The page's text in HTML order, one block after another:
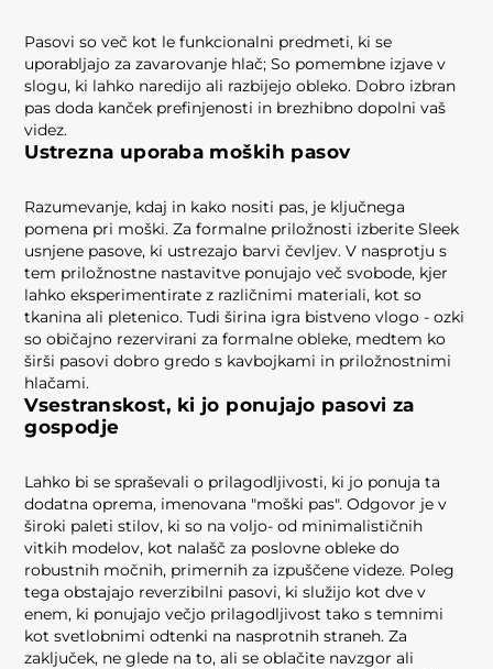
Pasovi so več kot le funkcionalni predmeti, ki se
uporabljajo za zavarovanje hlač; So pomembne izjave v
slogu, ki lahko naredijo ali razbijejo obleko. Dobro izbran
pas doda kanček prefinjenosti in brezhibno dopolni vaš
videz.
Ustrezna uporaba moških pasov
Razumevanje, kdaj in kako nositi pas, je ključnega
pomena pri moški. Za formalne priložnosti izberite Sleek
usnjene pasove, ki ustrezajo barvi čevljev. V nasprotju s
tem priložnostne nastavitve ponujajo več svobode, kjer
lahko eksperimentirate z različnimi materiali, kot so
tkanina ali pletenico. Tudi širina igra bistveno vlogo - ozki
so običajno rezervirani za formalne obleke, medtem ko
širši pasovi dobro gredo s kavbojkami in priložnostnimi
hlačami.
Vsestranskost, ki jo ponujajo pasovi za
gospodje
Lahko bi se spraševali o prilagodljivosti, ki jo ponuja ta
dodatna oprema, imenovana "moški pas". Odgovor je v
široki paleti stilov, ki so na voljo- od minimalističnih
vitkih modelov, kot nalašč za poslovne obleke do
robustnih močnih, primernih za izpuščene videze. Poleg
tega obstajajo reverzibilni pasovi, ki služijo kot dve v
enem, ki ponujajo večjo prilagodljivost tako s temnimi
kot svetlobnimi odtenki na nasprotnih straneh. Za
zaključek, ne glede na to, ali se oblačite navzgor ali